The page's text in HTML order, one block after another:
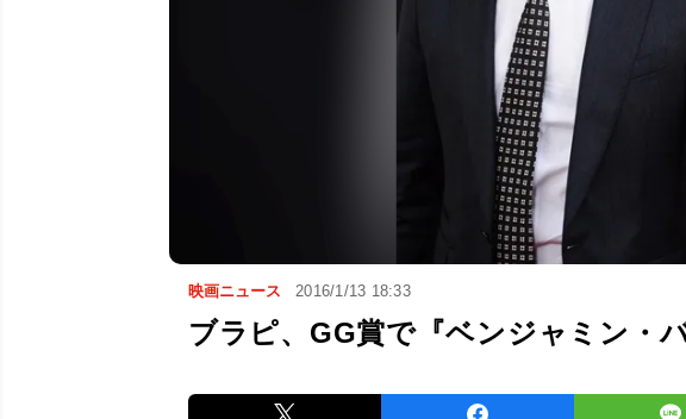
映画ニュース 2016/1/13 18:33
ブラピ、GG賞で『ベンジャミン・